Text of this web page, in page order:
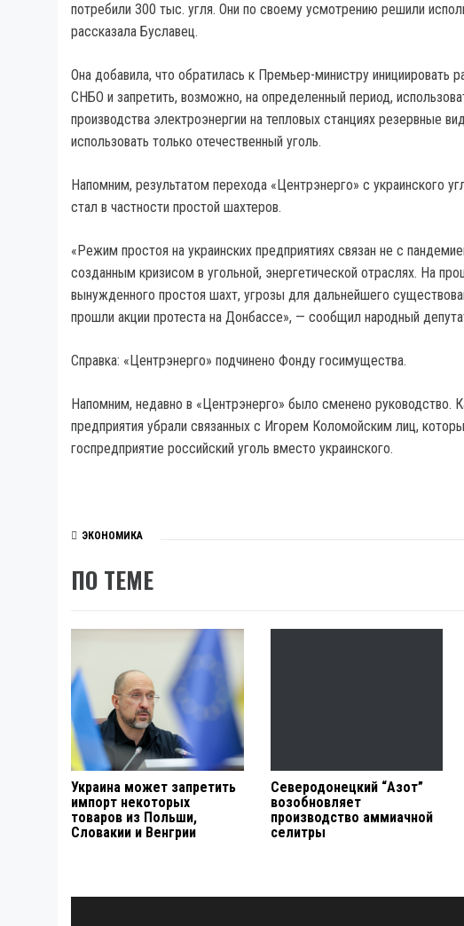
потребили 300 тыс. угля. Они по своему усмотрению решили
рассказала Буславец.
Она добавила, что обратилась к Премьер-министру инициировать
СНБО и запретить, возможно, на определенный период,
производства электроэнергии на тепловых станциях резервные
использовать только отечественный уголь.
Напомним, результатом перехода «Центрэнерго» с украинского
стал в частности простой шахтеров.
«Режим простоя на украинских предприятиях связан не с
созданным кризисом в угольной, энергетической отраслях. На
вынужденного простоя шахт, угрозы для дальнейшего
прошли акции протеста на Донбассе», — сообщил народный
Справка: «Центрэнерго» подчинено Фонду госимущества.
Напомним, недавно в «Центрэнерго» было сменено
предприятия убрали связанных с Игорем Коломойским лиц,
госпредприятие российский уголь вместо украинского.
ЭКОНОМИКА
ПО ТЕМЕ
Украина может запретить
импорт некоторых
товаров из Польши,
Словакии и Венгрии
Северодонецкий “Азот”
возобновляет
производство аммиачной
селитры
Навигация